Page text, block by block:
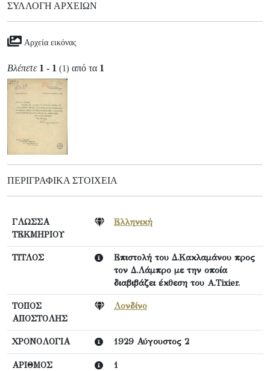
ΣΥΛΛΟΓΉ ΑΡΧΕΊΩΝ
Αρχεία εικόνας
Βλέπετε 1 - 1 (1) από τα 1
ΠΕΡΙΓΡΑΦΙΚΆ ΣΤΟΙΧΕΊΑ
ΓΛΩΣΣΑ
ΤΕΚΜΗΡΙΟΥ
Ελληνική
ΤΙΤΛΟΣ
Επιστολή του Δ.Κακλαμάνου προς
τον Δ.Λάμπρο με την οποία
διαβιβάζει έκθεση του A.Tixier.
ΤΟΠΟΣ
ΑΠΟΣΤΟΛΗΣ
Λονδίνο
ΧΡΟΝΟΛΟΓΙΑ 1929 Αύγουστος 2
ΑΡΙΘΜΟΣ
1